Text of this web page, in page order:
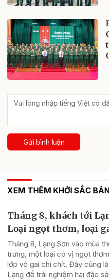
Gửi bình luận
XEM THÊM KHỞI SẮC
Tháng 8, khách tới
Loại ngọt thơm, loại
Tháng 8, Lạng Sơn vào mùa
trưng, một loại có vị ngọt
lớp vỏ gai chi chít. Đây cũng
Lạng để trải nghiệm hái đặc